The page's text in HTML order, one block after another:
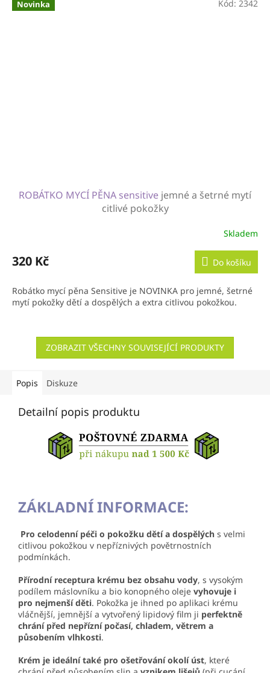
Novinka
ROBÁTKO MYCÍ PĚNA sensitive jemné a šetrné mytí
citlivé pokožky
Skladem
320 Kč Do košíku
Robátko mycí pěna Sensitive je NOVINKA pro jemné, šetrné
mytí pokožky dětí a dospělých a extra citlivou pokožkou.
Kód: 2342
ZOBRAZIT VŠECHNY SOUVISEJÍCÍ PRODUKTY
Popis Diskuze
Detailní popis produktu
ZÁKLADNÍ INFORMACE:
Pro celodenní péči o pokožku dětí a dospělých s velmi
citlivou pokožkou v nepříznivých povětrnostních
podmínkách.
Přírodní receptura krému bez obsahu vody, s vysokým
podílem máslovníku a bio konopného oleje vyhovuje i
pro nejmenší děti. Pokožka je ihned po aplikaci krému
vláčnější, jemnější a vytvořený lipidový film ji perfektně
chrání před nepřízní počasí, chladem, větrem a
působením vlhkosti.
Krém je ideální také pro ošetřování okolí úst, které